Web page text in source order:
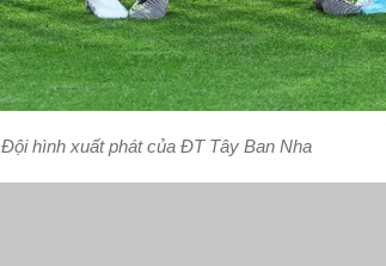
Đội hình xuất phát của ĐT Tây Ban Nha